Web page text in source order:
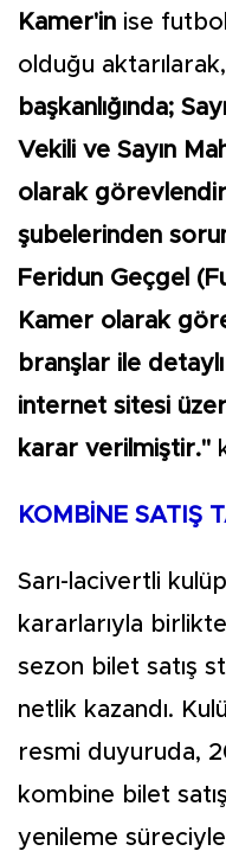
Kamer'in ise
olduğu aktarılarak,
başkanlığında;
Vekili ve Sayın
olarak
şubelerinden
Feridun Geçgel
Kamer olarak
branşlar ile detaylı
internet sitesi
karar verilmiştir."
KOMBİNE SATIŞ
Sarı-lacivertli
kararlarıyla
sezon bilet satış
netlik kazandı.
resmi duyuruda,
kombine bilet
yenileme